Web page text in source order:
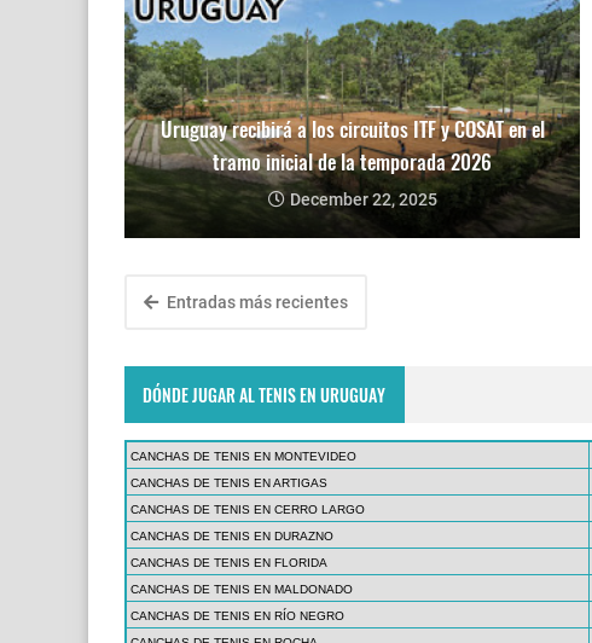
Uruguay recibirá a los circuitos ITF y COSAT en el
tramo inicial de la temporada 2026
December 22, 2025
Entradas más recientes
DÓNDE JUGAR AL TENIS EN URUGUAY
CANCHAS DE TENIS EN MONTEVIDEO
CANCHAS DE TENIS EN ARTIGAS
CANCHAS DE TENIS EN CERRO LARGO
CANCHAS DE TENIS EN DURAZNO
CANCHAS DE TENIS EN FLORIDA
CANCHAS DE TENIS EN MALDONADO
CANCHAS DE TENIS EN RÍO NEGRO